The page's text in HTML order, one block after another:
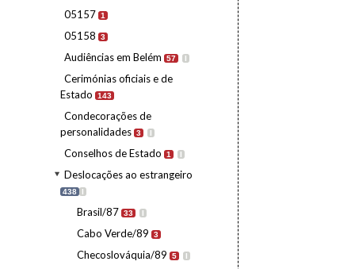
05157 1
05158 3
Audiências em Belém 57 I
Cerimónias oficiais e de
Estado
143
Condecorações de
personalidades 3 I
Conselhos de Estado 1 I
Deslocações ao estrangeiro
438 I
Brasil/87 33 I
Cabo Verde/89 3
Checoslováquia/89 5 I